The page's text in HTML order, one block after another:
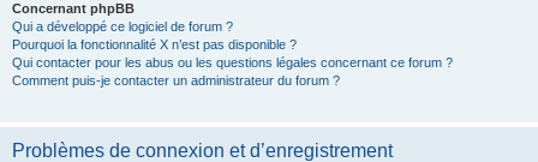
Concernant phpBB
Qui a développé ce logiciel de forum ?
Pourquoi la fonctionnalité X n’est pas disponible ?
Qui contacter pour les abus ou les questions légales concernant ce forum ?
Comment puis-je contacter un administrateur du forum ?
Problèmes de connexion et d’enregistrement